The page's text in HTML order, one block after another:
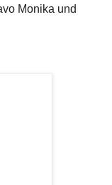
Monika und